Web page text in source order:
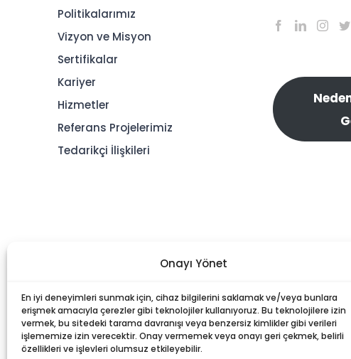
Onayı Yönet
En iyi deneyimleri sunmak için, cihaz bilgilerini saklamak ve/veya bunlara
erişmek amacıyla çerezler gibi teknolojiler kullanıyoruz. Bu teknolojilere izin
vermek, bu sitedeki tarama davranışı veya benzersiz kimlikler gibi verileri
işlememize izin verecektir. Onay vermemek veya onayı geri çekmek, belirli
özellikleri ve işlevleri olumsuz etkileyebilir.
Politikalarımız
Vizyon ve Misyon
Sertifikalar
Kariyer
Hizmetler
Referans Projelerimiz
Tedarikçi İlişkileri